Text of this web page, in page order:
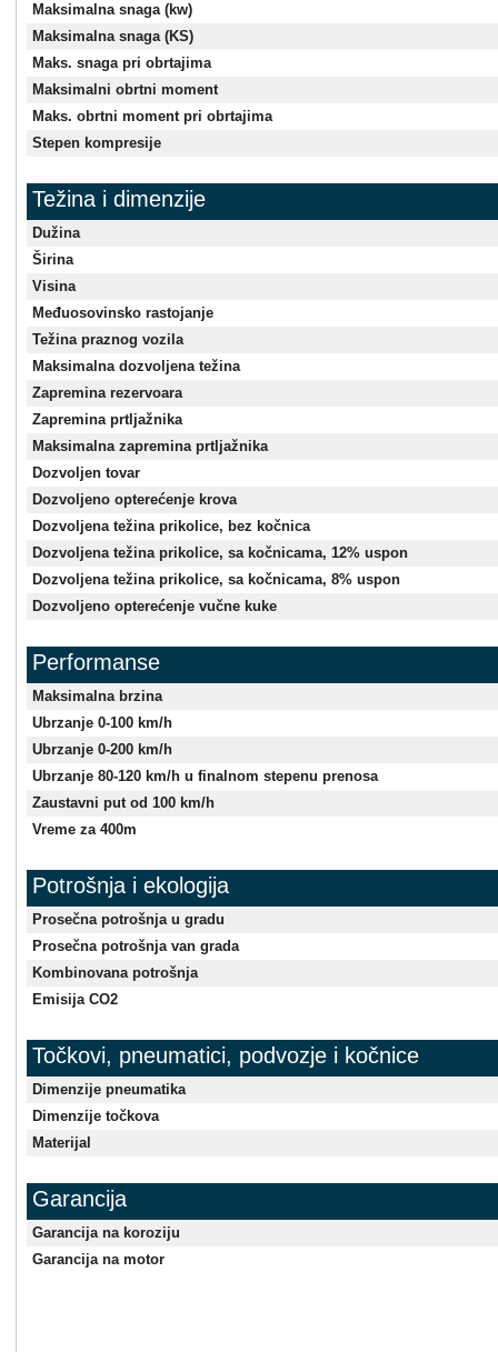
Maksimalna snaga (kw)
Maksimalna snaga (KS)
Maks. snaga pri obrtajima
Maksimalni obrtni moment
Maks. obrtni moment pri obrtajima
Stepen kompresije
Težina i dimenzije
Dužina
Širina
Visina
Međuosovinsko rastojanje
Težina praznog vozila
Maksimalna dozvoljena težina
Zapremina rezervoara
Zapremina prtljažnika
Maksimalna zapremina prtljažnika
Dozvoljen tovar
Dozvoljeno opterećenje krova
Dozvoljena težina prikolice, bez kočnica
Dozvoljena težina prikolice, sa kočnicama, 12% uspon
Dozvoljena težina prikolice, sa kočnicama, 8% uspon
Dozvoljeno opterećenje vučne kuke
Performanse
Maksimalna brzina
Ubrzanje 0-100 km/h
Ubrzanje 0-200 km/h
Ubrzanje 80-120 km/h u finalnom stepenu prenosa
Zaustavni put od 100 km/h
Vreme za 400m
Potrošnja i ekologija
Prosečna potrošnja u gradu
Prosečna potrošnja van grada
Kombinovana potrošnja
Emisija CO2
Točkovi, pneumatici, podvozje i kočnice
Dimenzije pneumatika
Dimenzije točkova
Materijal
Garancija
Garancija na koroziju
Garancija na motor